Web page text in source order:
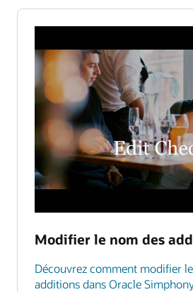
Modifier le nom des
Découvrez comment modifier
additions dans Oracle